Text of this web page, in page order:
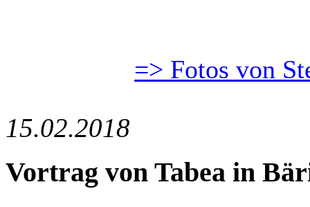
=> Fotos von
15.02.2018
Vortrag von Tabea in